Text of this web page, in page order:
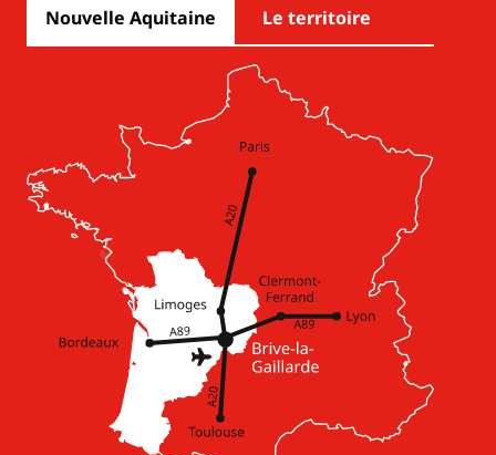
Nouvelle Aquitaine Le territoire